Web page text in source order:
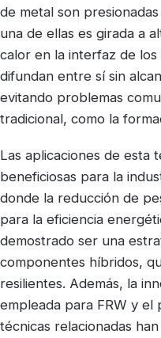
de metal son
una de ellas es girada a
calor en la interfaz de
difundan entre sí sin
evitando problemas
tradicional, como la
Las aplicaciones de esta
beneficiosas para la
donde la reducción de
para la eficiencia
demostrado ser una
componentes híbridos,
resilientes. Además, la
empleada para FRW y el
técnicas relacionadas